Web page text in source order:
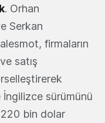
. Orhan
Serkan
firmaların
satış
İngilizce sürümünü
220 bin dolar